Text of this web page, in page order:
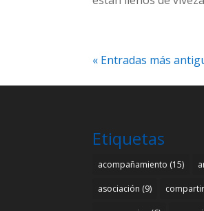
« Entradas más
Etiquetas
acompañamiento (15)
asociación (9) compartir